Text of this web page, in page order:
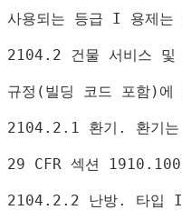
사용되는 등급 I 용제는
2104.2 건물 서비스 및
규정 ( 빌딩 코드 포함) 에
2104.2.1 환기 . 환기
29 CFR 섹션
2104.2.2 난방. 타입